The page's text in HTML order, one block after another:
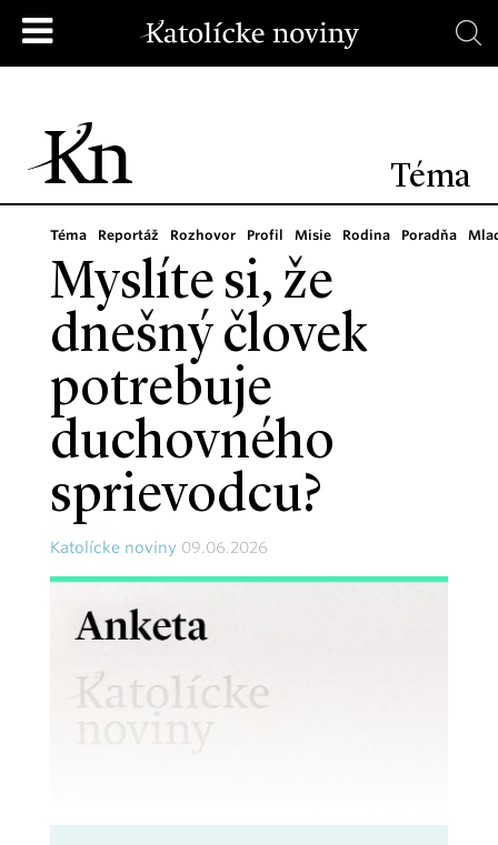
Téma
Téma Reportáž Rozhovor Profil Misie Rodina Poradňa
Myslíte si, že
dnešný človek
potrebuje
duchovného
sprievodcu?
Katolícke noviny 09.06.2026